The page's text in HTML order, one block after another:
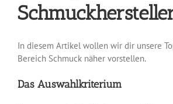
In diesem Artikel wollen wir dir unsere
Bereich Schmuck näher vorstellen.
Das Auswahlkriterium